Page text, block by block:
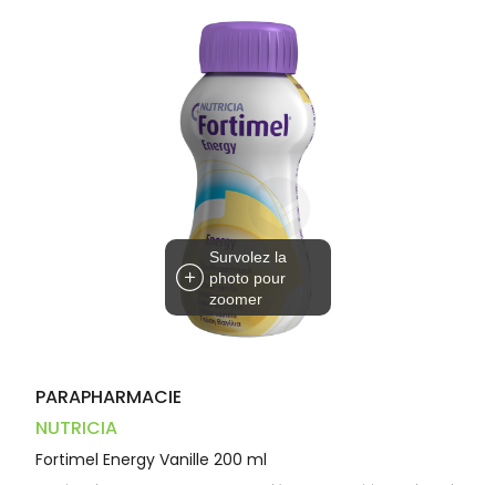
Survolez la
photo pour
zoomer
PARAPHARMACIE
NUTRICIA
Fortimel Energy Vanille 200 ml